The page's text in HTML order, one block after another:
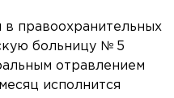
в правоохранительных
больницу № 5
отравлением
исполнится